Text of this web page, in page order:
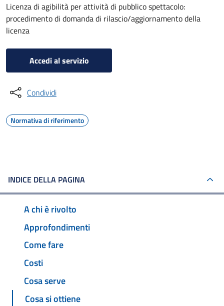
Licenza di agibilità per attività di pubblico spettacolo:
procedimento di domanda di rilascio/aggiornamento della
licenza
Accedi al servizio
Condividi
Normativa di riferimento
INDICE DELLA PAGINA
A chi è rivolto
Approfondimenti
Come fare
Costi
Cosa serve
Cosa si ottiene